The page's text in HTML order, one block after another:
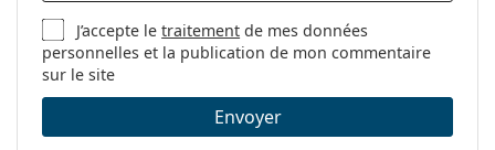
Code:
J’accepte letraitement de mes données
personnelles et la publication de mon commentaire
sur le site
Envoyer